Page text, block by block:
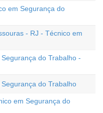
em Segurança do
- RJ - Técnico em
do Trabalho -
do Trabalho
em Segurança do